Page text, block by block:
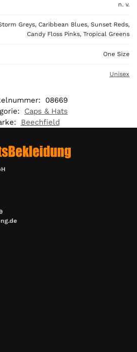
n. v.
Greys, Caribbean Blues, Sunset Reds,
Candy Floss Pinks, Tropical Greens
One Size
Unisex
08669
Caps & Hats
Beechfield